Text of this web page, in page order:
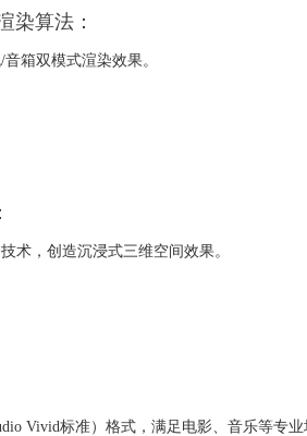
染算法：
箱双模式渲染效果。
术，创造沉浸式三维空间效果。
Vivid标准）格式，满足电影、音乐等专